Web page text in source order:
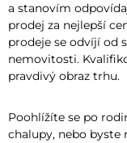
a stanovím
prodej za nejlepší
prodeje se odvíjí od
nemovitosti.
pravdivý obraz trhu.
Poohlížíte se po
chalupy, nebo byste